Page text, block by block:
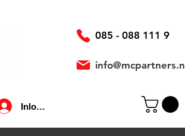
Inloggen
085 - 088 111 9
info@mcpartners.nl